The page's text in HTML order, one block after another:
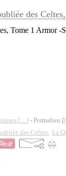
des
[…] - Permalien [
des Celtes, La